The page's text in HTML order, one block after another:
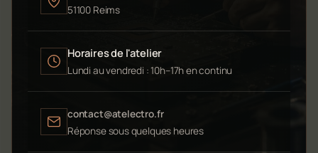
51100 Reims
Horaires de l'atelier
Lundi au vendredi : 10h–17h en continu
contact@atelectro.fr
Réponse sous quelques heures